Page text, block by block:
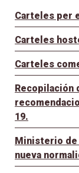
Carteles per
Carteles
Carteles
Recopilación
19.
Ministerio de
nueva